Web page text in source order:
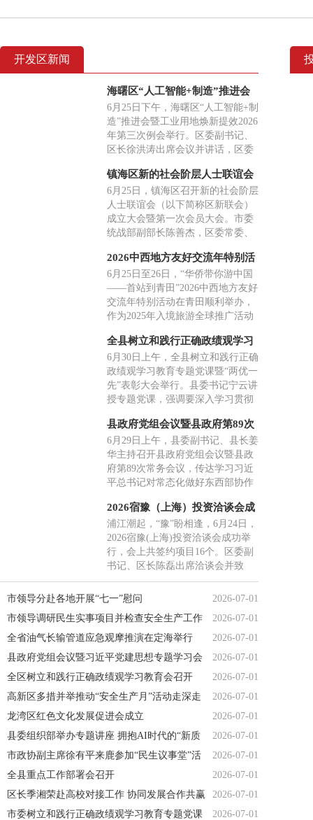
开发区新闻
海曙区“人工智能+制造”推进会
暨工业用地焕新提效2026年第三
次例会举行
6月25日下午，海曙区“人工智能+制
造”推进会暨工业用地焕新提效2026
年第三次例会举行。区委副书记、
区长徐洪涛出席会议并讲话，区委
区长李高主持。
镇海区新的社会阶层人士联谊会
成立大会召开
6月25日，镇海区召开新的社会阶层
人士联谊会（以下简称区新联会）
成立大会暨第一次会员大会。市委
统战部副部长陈善杰，区委常委、
听取了镇海区新联会筹备工作报
告，审议通过了区新联会章程，选
举产生了第一届理事会及领导班
子。三关六码头（宁波）文化创意
发展有限公司董事长杨林当选会
2026中西地方友好交流年特别活
动在青田举行
6月25日至26日，“华侨带你游中国
——首站到青田”2026中西地方友好
交流年特别活动在青田顺利举办，
作为2025年入境旅游全球推广活动
化中西民间外交、文旅互通与产业
协作，邀请西班牙地方政府及文旅
行业代表走进青田考察交流，搭建
常态化友好合作平台。
全县树立和践行正确政绩观学习
教育专题党课暨“两优一先”表彰
大会举行
6月30日上午，全县树立和践行正确
政绩观学习教育专题党课暨“两优一
先”表彰大会举行。县委书记宁云讲
授专题党课，强调要深入学习贯彻
政绩观，从奋斗历程中汲取力量，
在处理好各类关系中把握方法，在
实干争先中创造实绩，抓好抓实“三
张报表”，把正确政绩观写在绿水青
山间。
县政府党组会议暨县政府第89次
常务会议召开
6月29日上午，县委副书记、县长姜
华主持召开县政府党组会议暨县政
府第89次常务会议，传达学习习近
平总书记对常态化做好东西部协作
总书记在《求是》杂志发表的《一
体推进教育科技人才发展》重要文
章精神。会上，姜华围绕学习贯彻
习近平党建思想讲授专题党课。副
县长参加会议，县人大、县政协有
关领导应邀参加会议。
2026宿豫（上海）投资洽谈会成
功举办
浦江潮起，“豫”盼相逢，6月24日，
2026宿豫(上海)投资洽谈会成功举
行，会上共签约项目16个。区委副
书记、区长陈磊出席洽谈会并致
辞，区委副书记张成龙主持洽谈
会。来自上海及周边地区的40余名
作、共谋发展。
2026-07-01
市领导分赴各地开展“七一”慰问
2026-07-01
市领导调研民生实事项目并检查安全生产工作
2026-07-01
全省油气长输管道应急观摩推演在定海举行
2026-07-01
县政府党组会议暨习近平党建思想专题学习会
召开
2026-07-01
全区树立和践行正确政绩观学习教育会召开
2026-07-01
高新区多措并举推动“安全生产月”活动走深走
实
2026-07-01
龙湾区红色文化发展促进会成立
2026-07-01
县委组织部举办专题讲座 拥抱AI时代的“新质
生产力”
2026-07-01
市政协副主席徐有平来鹿参加“民生议事堂”活
动
2026-07-01
全县重点工作部署会召开
2026-07-01
区长季湘荣赴高校对接工作 协同发展合作共赢
2026-07-01
市委树立和践行正确政绩观学习教育专题党课